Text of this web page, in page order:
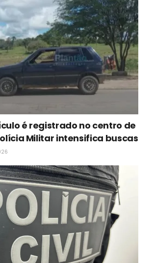
é registrado no centro de
Militar intensifica buscas